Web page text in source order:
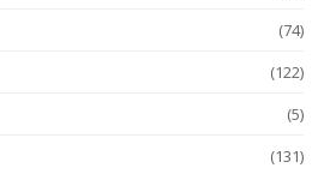
(74)
(122)
(5)
(131)